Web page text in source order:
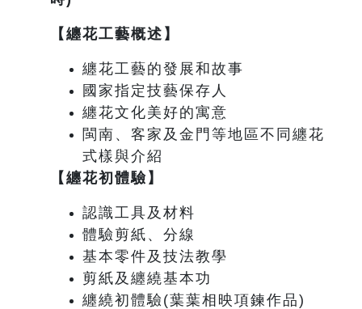
【纏花工藝概述】
纏花工藝的發展和故事
國家指定技藝保存人
纏花文化美好的寓意
閩南、客家及金門等地區不同纏花
式樣與介紹
【纏花初體驗】
認識工具及材料
體驗剪紙、分線
基本零件及技法教學
剪紙及纏繞基本功
纏繞初體驗(葉葉相映項鍊作品)